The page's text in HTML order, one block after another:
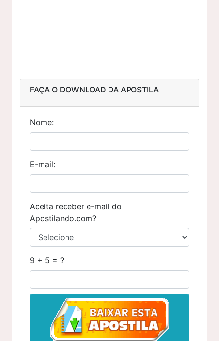
FAÇA O DOWNLOAD DA APOSTILA
Nome:
E-mail:
Aceita receber e-mail do
Apostilando.com?
9 + 5 = ?